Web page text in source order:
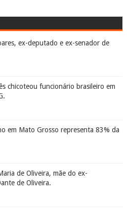
ex-deputado e ex-senador de
chicoteou funcionário brasileiro em
em Mato Grosso representa 83% da
de Oliveira, mãe do ex-
de Oliveira.